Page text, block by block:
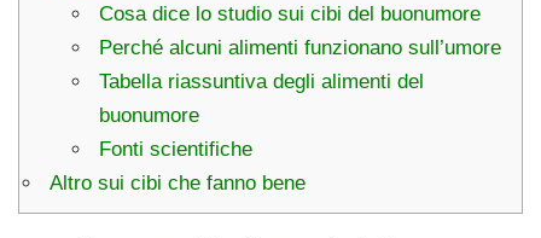
Cosa dice lo studio sui cibi del buonumore
Perché alcuni alimenti funzionano sull’umore
Tabella riassuntiva degli alimenti del
buonumore
Fonti scientifiche
Altro sui cibi che fanno bene